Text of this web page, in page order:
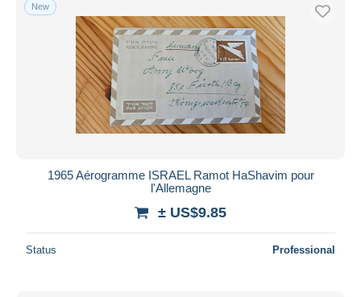
New
1965 Aérogramme ISRAEL Ramot HaShavim pour
l'Allemagne
± US$9.85
Status Professional